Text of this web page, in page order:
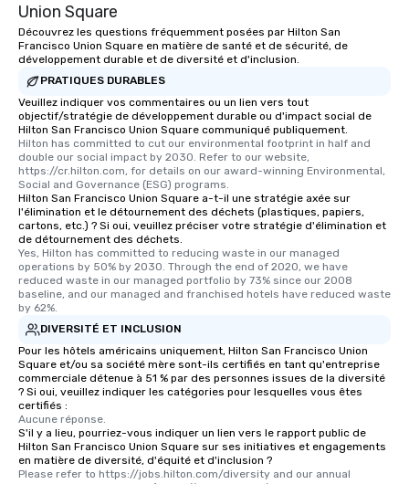
Union Square
Découvrez les questions fréquemment posées par Hilton San
Francisco Union Square en matière de santé et de sécurité, de
développement durable et de diversité et d'inclusion.
PRATIQUES DURABLES
Veuillez indiquer vos commentaires ou un lien vers tout
objectif/stratégie de développement durable ou d'impact social de
Hilton San Francisco Union Square communiqué publiquement.
Hilton has committed to cut our environmental footprint in half and
double our social impact by 2030. Refer to our website,
https://cr.hilton.com, for details on our award-winning Environmental,
Social and Governance (ESG) programs.
Hilton San Francisco Union Square a-t-il une stratégie axée sur
l'élimination et le détournement des déchets (plastiques, papiers,
cartons, etc.) ? Si oui, veuillez préciser votre stratégie d'élimination et
de détournement des déchets.
Yes, Hilton has committed to reducing waste in our managed
operations by 50% by 2030. Through the end of 2020, we have
reduced waste in our managed portfolio by 73% since our 2008
baseline, and our managed and franchised hotels have reduced waste
by 62%.
DIVERSITÉ ET INCLUSION
Pour les hôtels américains uniquement, Hilton San Francisco Union
Square et/ou sa société mère sont-ils certifiés en tant qu'entreprise
commerciale détenue à 51 % par des personnes issues de la diversité
? Si oui, veuillez indiquer les catégories pour lesquelles vous êtes
certifiés :
Aucune réponse.
S'il y a lieu, pourriez-vous indiquer un lien vers le rapport public de
Hilton San Francisco Union Square sur ses initiatives et engagements
en matière de diversité, d'équité et d'inclusion ?
Please refer to https://jobs.hilton.com/diversity and our annual